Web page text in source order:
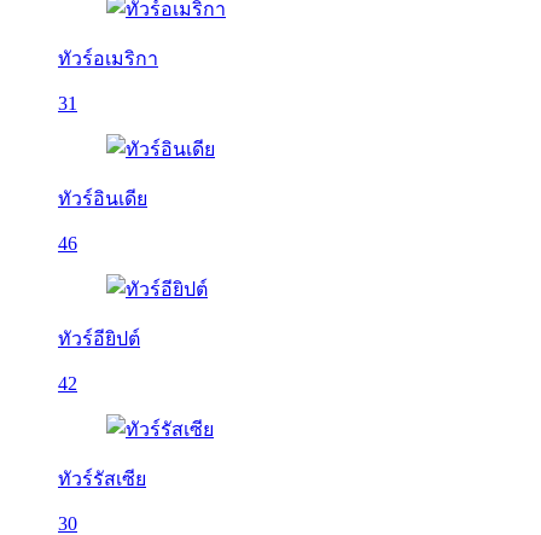
ทัวร์อเมริกา
31
ทัวร์อินเดีย
46
ทัวร์อียิปต์
42
ทัวร์รัสเซีย
30